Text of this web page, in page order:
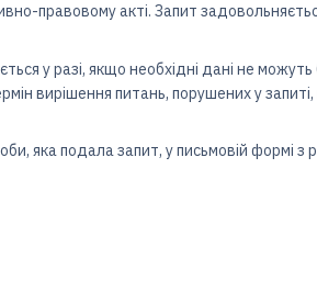
правовому акті. Запит
у разі, якщо необхідні дані не
вирішення питань, порушених у
яка подала запит, у письмовій формі